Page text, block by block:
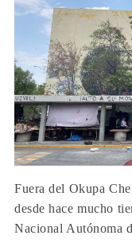
Fuera del Okupa
desde hace mucho
Nacional Autónoma